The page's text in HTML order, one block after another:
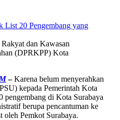
dan Kawasan
(DPRKPP) Kota
–Karena belum menyerahkan
kepada Pemerintah Kota
pengembang di Kota Surabaya
berupa pencantuman ke
oleh Pemkot Surabaya.